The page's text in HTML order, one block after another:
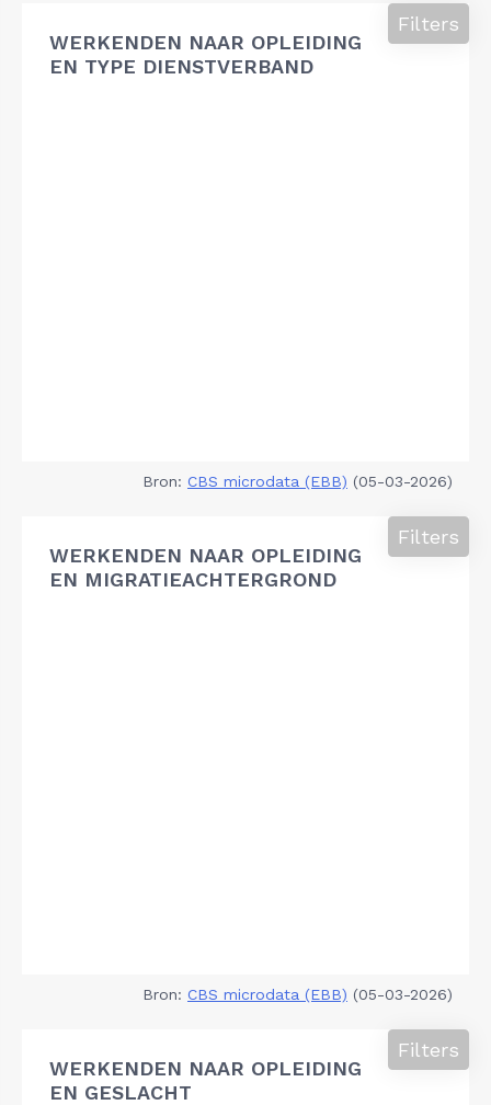
WERKENDEN NAAR OPLEIDING
EN TYPE DIENSTVERBAND
Filters
Bron: CBS microdata (EBB) (05-03-2026)
WERKENDEN NAAR OPLEIDING
EN MIGRATIEACHTERGROND
Filters
Bron: CBS microdata (EBB) (05-03-2026)
WERKENDEN NAAR OPLEIDING
EN GESLACHT
Filters